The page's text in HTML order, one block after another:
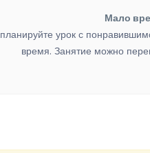
Мало
урок с
время. Занятие можно